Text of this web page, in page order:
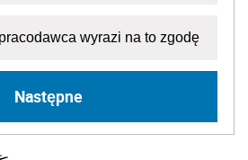
wyrazi na to zgodę
Następne